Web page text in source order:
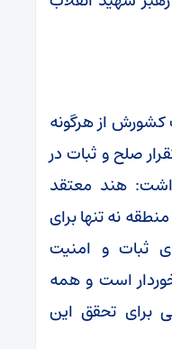
کشورش از هرگونه
صلح و ثبات در
هند معتقد
نه تنها برای
ثبات و امنیت
است و همه
برای تحقق این